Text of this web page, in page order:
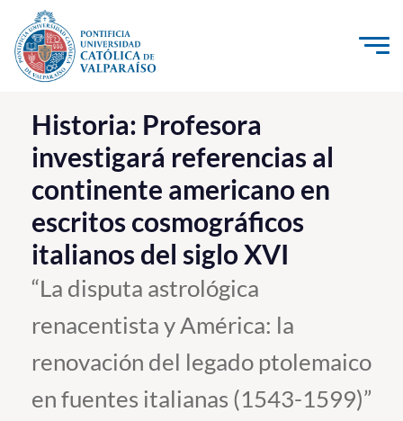
Click acá para ir directamente al contenido
La Universidad
Investigación, Creación e Innovación
PUCV Internacional
Vinculación con el Medio
Admisión
Pregrado
Postgrado
Formación Continua
Historia: Profesora
investigará referencias al
continente americano en
escritos cosmográficos
italianos del siglo XVI
“La disputa astrológica
renacentista y América: la
renovación del legado ptolemaico
en fuentes italianas (1543-1599)”